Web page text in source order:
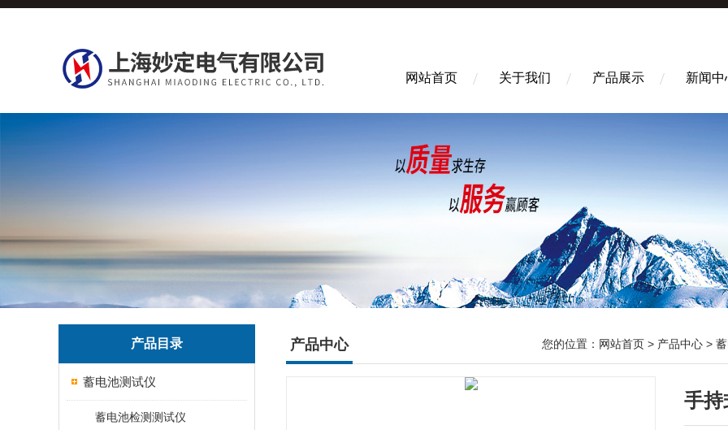
网站首页 关于我们 产品展示 新闻中
产品目录
蓄电池测试仪
蓄电池检测测试仪
产品中心 您的位置： 网站首页 > 产品中心 >
手持